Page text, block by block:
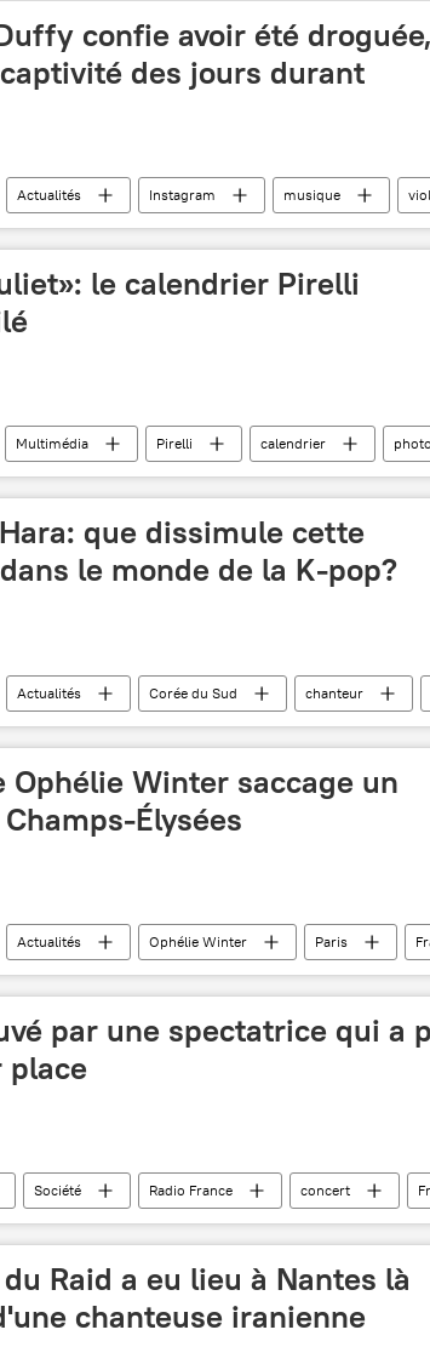
confie avoir été
des jours durant
Actualités Instagram musique viol
le calendrier Pirelli
Multimédia Pirelli calendrier
photo
William Shakespeare Vérone
que dissimule cette
le monde de la K-pop?
Actualités Corée du Sud chanteur
Ophélie Winter saccage un
Élysées
Actualités Ophélie Winter Paris
par une spectatrice qui a
place
Société Radio France concert
Raid a eu lieu à Nantes là
chanteuse iranienne